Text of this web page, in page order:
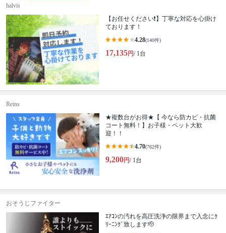
halvis
【お任せください❗️】丁寧な対応を心掛け
ております！
4.28(140件)
17,135円/ 1台
Reins
★複数台がお得★【 今なら防カビ・抗菌
コート無料！】お子様・ペット大歓
迎！！
4.70(762件)
9,200円/ 1台
おそうじファイター
ｴｱｺﾝの汚れを高圧洗浄の限界まで入念にｸ
ﾘｰﾆﾝｸﾞ致します🫡